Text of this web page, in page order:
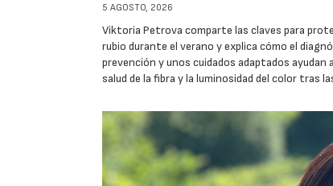
5 AGOSTO, 2026
Viktoria Petrova comparte las claves para
rubio durante el verano y explica cómo el
prevención y unos cuidados adaptados ayudan
salud de la fibra y la luminosidad del color tras